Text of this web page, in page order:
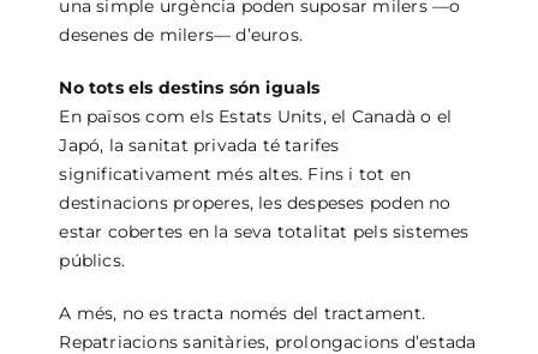
una simple urgència poden suposar milers —o
desenes de milers— d’euros.
No tots els destins són iguals
En països com els Estats Units, el Canadà o el
Japó, la sanitat privada té tarifes
significativament més altes. Fins i tot en
destinacions properes, les despeses poden no
estar cobertes en la seva totalitat pels sistemes
públics.
A més, no es tracta només del tractament.
Repatriacions sanitàries, prolongacions d’estada